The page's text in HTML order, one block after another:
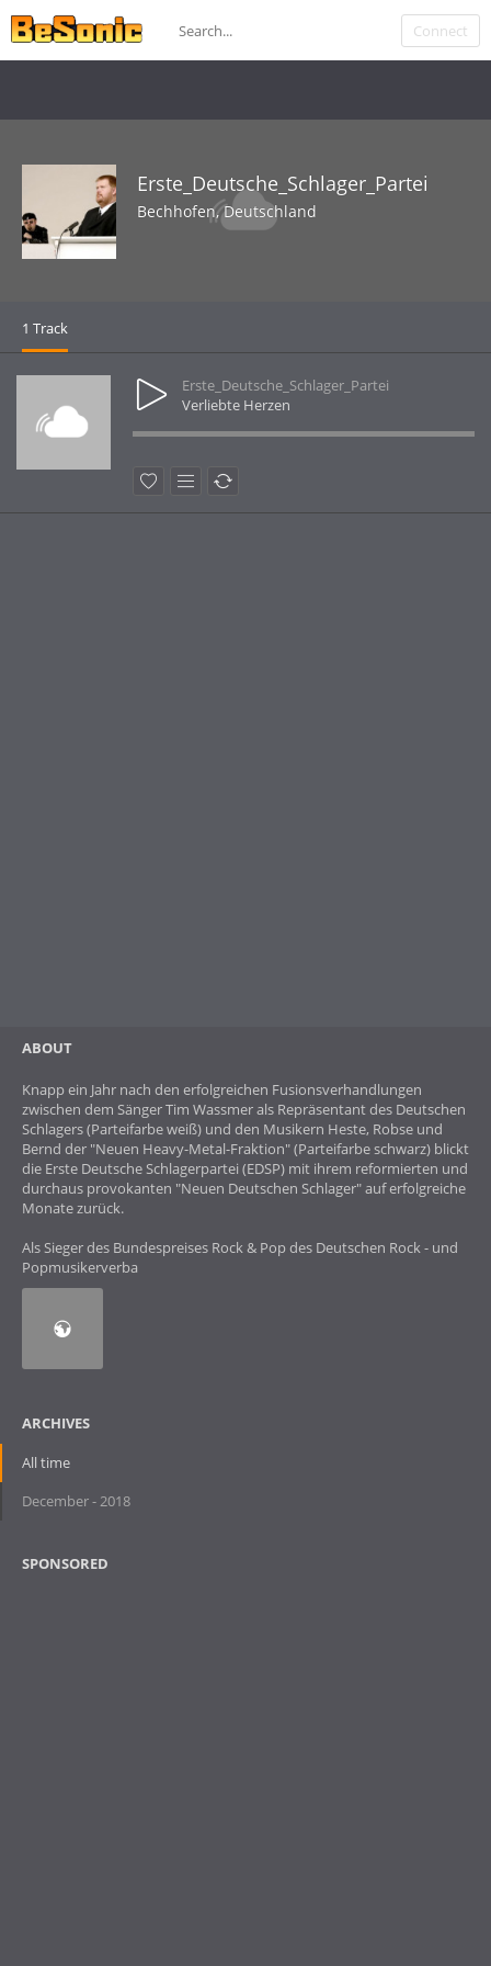
Als Sieger des Bundespreises Rock & Pop des Deutschen Rock - und
Popmusikerverba">
Connect
Erste_Deutsche_Schlager_Partei
Bechhofen, Deutschland
1 Track
Erste_Deutsche_Schlager_Partei
Verliebte Herzen
ABOUT
Knapp ein Jahr nach den erfolgreichen Fusionsverhandlungen
zwischen dem Sänger Tim Wassmer als Repräsentant des Deutschen
Schlagers (Parteifarbe weiß) und den Musikern Heste, Robse und
Bernd der "Neuen Heavy-Metal-Fraktion" (Parteifarbe schwarz) blickt
die Erste Deutsche Schlagerpartei (EDSP) mit ihrem reformierten und
durchaus provokanten "Neuen Deutschen Schlager" auf erfolgreiche
Monate zurück.
Als Sieger des Bundespreises Rock & Pop des Deutschen Rock - und
Popmusikerverba
ARCHIVES
All time
December - 2018
SPONSORED